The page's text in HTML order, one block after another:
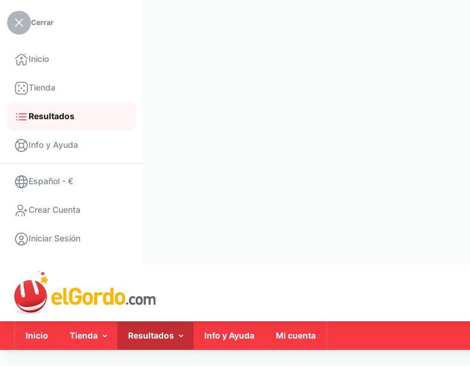
Cerrar
Inicio
Tienda
Resultados
Info y Ayuda
Español - €
Crear Cuenta
Iniciar Sesión
Inicio Tienda Resultados Info y Ayuda Mi cuenta